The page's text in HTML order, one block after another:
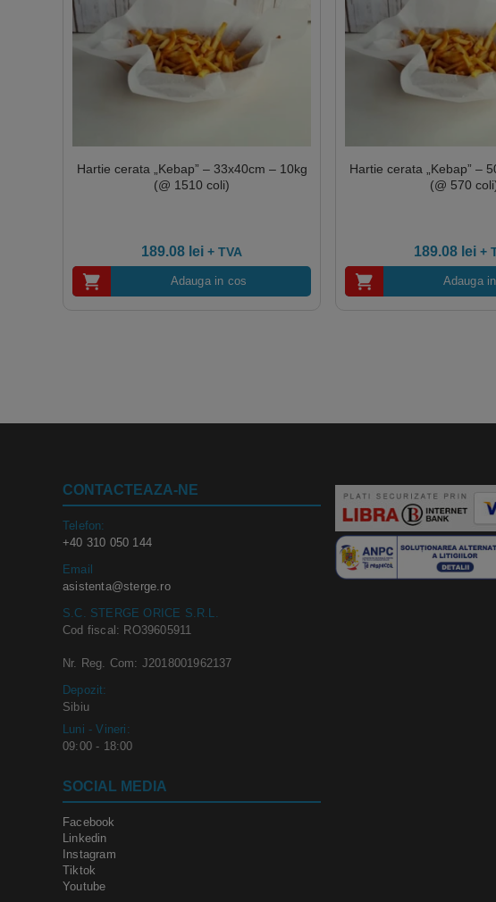
Hartie cerata „Kebap” – 33x40cm – 10kg
(@ 1510 coli)
189.08 lei + TVA
Adauga in cos
Hartie cerata „Kebap” –
(@ 570
189.08 lei +
Adauga
CONTACTEAZA-NE
Telefon:
+40 310 050 144
Email
asistenta@sterge.ro
S.C. STERGE ORICE S.R.L.
Cod fiscal: RO39605911
Nr. Reg. Com: J2018001962137
Depozit:
Sibiu
Luni - Vineri:
09:00 - 18:00
SOCIAL MEDIA
Facebook
Linkedin
Instagram
Tiktok
Youtube